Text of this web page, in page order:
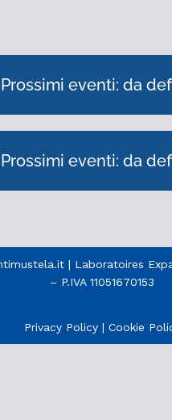
Prossimi eventi: da
Prossimi eventi: da
| Laboratoires
– P.IVA 11051670153
Privacy Policy| Cookie